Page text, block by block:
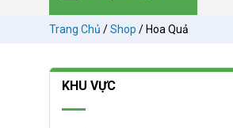
Trang Chủ /Shop / Hoa Quả
KHU VỰC